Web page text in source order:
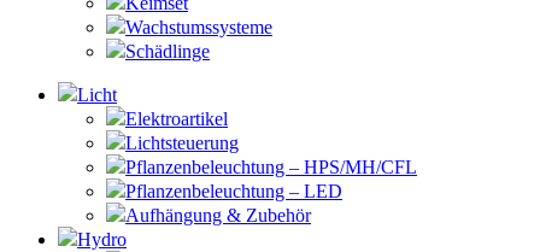
Wachstumssysteme
Schädlinge
Licht
Elektroartikel
Lichtsteuerung
Pflanzenbeleuchtung – HPS/MH/CFL
Pflanzenbeleuchtung – LED
Aufhängung & Zubehör
Hydro